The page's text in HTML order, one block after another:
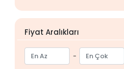
Fiyat Aralıkları
-